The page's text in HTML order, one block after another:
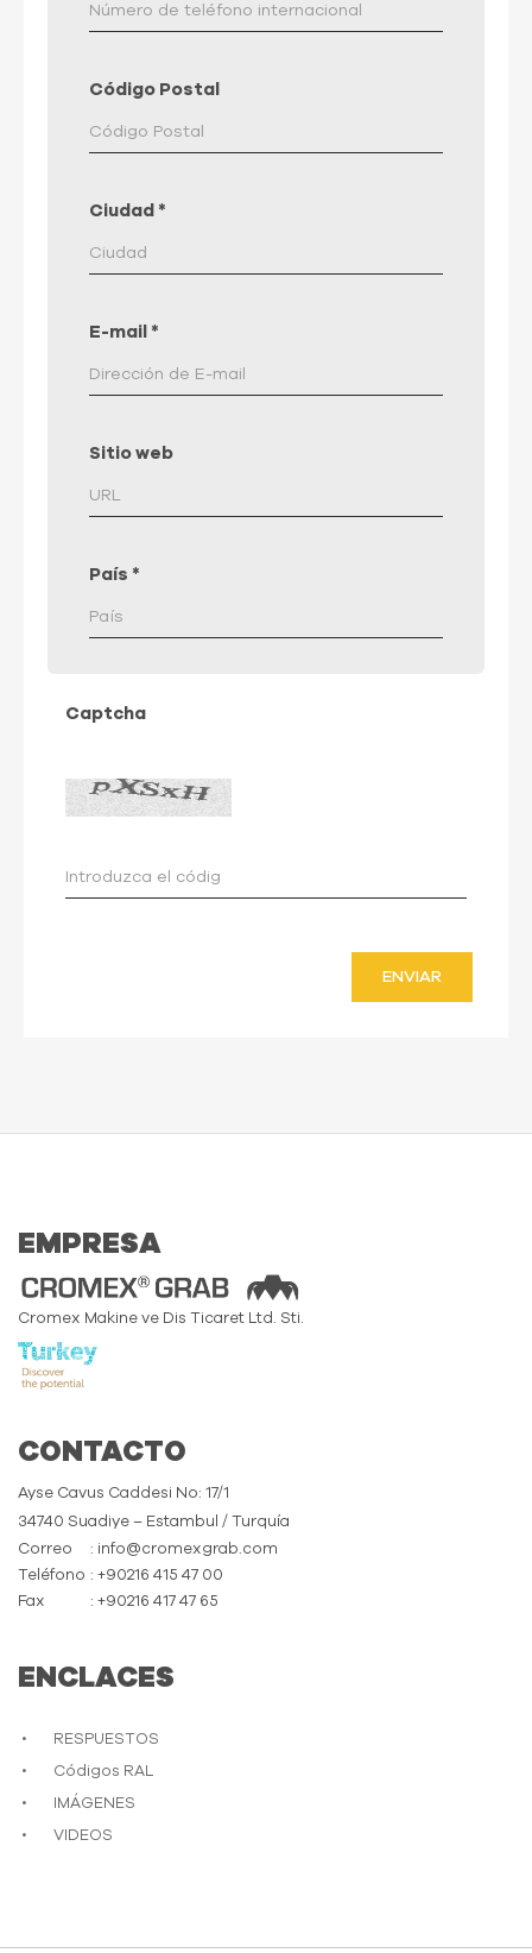
Código Postal
Ciudad *
E-mail *
Sitio web
País *
Captcha
ENVIAR
EMPRESA
Cromex Makine ve Dis Ticaret Ltd. Sti.
CONTACTO
Ayse Cavus Caddesi No: 17/1
34740 Suadiye – Estambul / Turquía
Correo
: info@cromexgrab.com
Teléfono : +90216 415 47 00
Fax
: +90216 417 47 65
ENCLACES
RESPUESTOS
Códigos RAL
IMÁGENES
VIDEOS